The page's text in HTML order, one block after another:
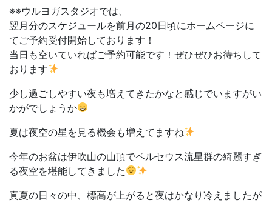
※※ウルヨガスタジオでは、
翌月分のスケジュールを前月の20日頃にホームページに
てご予約受付開始しております！
当日も空いていればご予約可能です！ぜひぜひお待ちして
おります
少し過ごしやすい夜も増えてきたかなと感じでいますがい
かがでしょうか
夏は夜空の星を見る機会も増えてますね
今年のお盆は伊吹山の山頂でペルセウス流星群の綺麗すぎ
る夜空を堪能してきました
真夏の日々の中、標高が上がると夜はかなり冷えましたが